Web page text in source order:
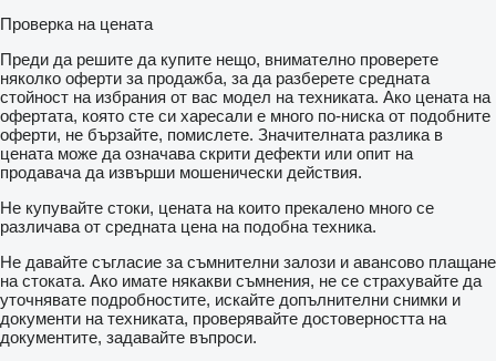
Проверка на цената
Преди да решите да купите нещо, внимателно проверете
няколко оферти за продажба, за да разберете средната
стойност на избрания от вас модел на техниката. Ако цената на
офертата, която сте си харесали е много по-ниска от подобните
оферти, не бързайте, помислете. Значителната разлика в
цената може да означава скрити дефекти или опит на
продавача да извърши мошенически действия.
Не купувайте стоки, цената на които прекалено много се
различава от средната цена на подобна техника.
Не давайте съгласие за съмнителни залози и авансово плащане
на стоката. Ако имате някакви съмнения, не се страхувайте да
уточнявате подробностите, искайте допълнителни снимки и
документи на техниката, проверявайте достоверността на
документите, задавайте въпроси.